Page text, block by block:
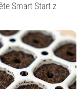
Smart Start z